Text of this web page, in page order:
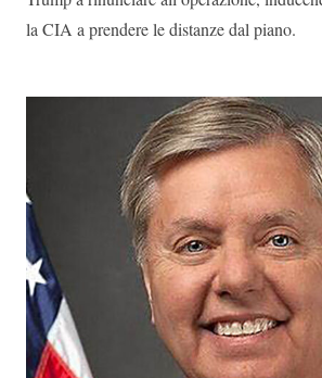
la CIA a prendere le distanze dal piano.